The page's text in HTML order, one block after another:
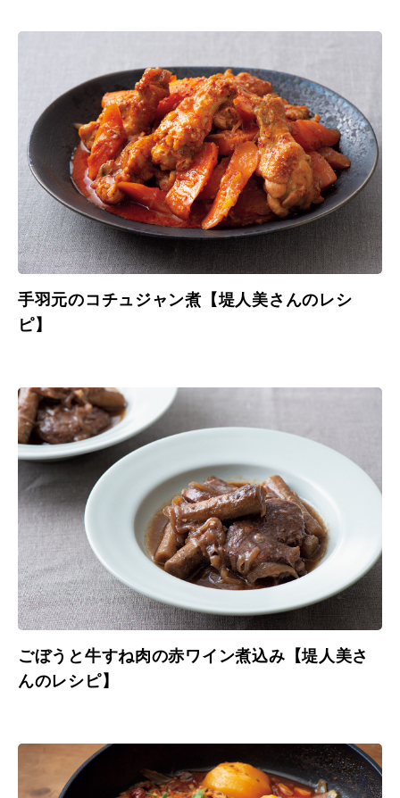
手羽元のコチュジャン煮【堤人美さんのレシ
ピ】
ごぼうと牛すね肉の赤ワイン煮込み【堤人美さ
んのレシピ】